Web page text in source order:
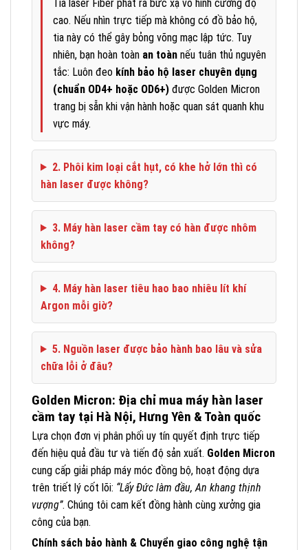
Tia laser Fiber phát ra bức xạ vô hình cường độ
cao. Nếu nhìn trực tiếp mà không có đồ bảo hộ,
tia này có thể gây bỏng võng mạc lập tức. Tuy
nhiên, bạn hoàn toàn an toàn nếu tuân thủ nguyên
tắc: Luôn đeo kính bảo hộ laser chuyên dụng
(chuẩn OD4+ hoặc OD6+) được Golden Micron
trang bị sẵn khi vận hành hoặc quan sát quanh khu
vực máy.
2. Phôi kim loại cắt hụt, có khe hở lớn thì có
hàn laser được không?
3. Máy hàn laser cầm tay có hàn được nhôm
không?
4. Máy hàn laser tiêu hao bao nhiêu lít khí
Argon mỗi giờ?
5. Nguồn laser được bảo hành bao lâu và sửa
chữa lỗi ở đâu?
Golden Micron: Địa chỉ mua máy hàn laser
cầm tay tại Hà Nội, Hưng Yên & Toàn quốc
Lựa chọn đơn vị phân phối uy tín quyết định trực tiếp
đến hiệu quả đầu tư và tiến độ sản xuất. Golden Micron
cung cấp giải pháp máy móc đồng bộ, hoạt động dựa
trên triết lý cốt lõi: “Lấy Đức làm đầu, An khang thịnh
vượng”. Chúng tôi cam kết đồng hành cùng xưởng gia
công của bạn.
Chính sách bảo hành & Chuyển giao công nghệ tận